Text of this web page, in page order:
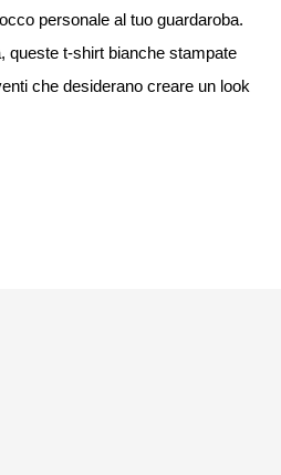
personale al tuo guardaroba.
queste t-shirt bianche stampate
che desiderano creare un look